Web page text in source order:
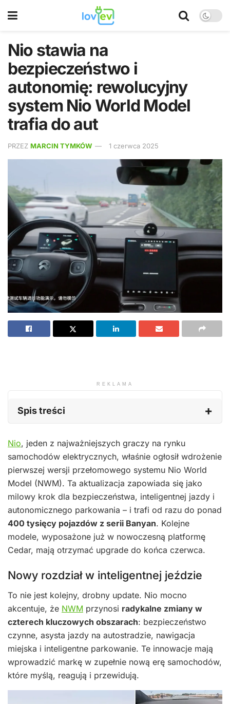
Nio stawia na
bezpieczeństwo i
autonomię: rewolucyjny
system Nio World Model
trafia do aut
PRZEZ MARCIN TYMKÓW 1 czerwca 2025
REKLAMA
Spis treści
Nio, jeden z najważniejszych graczy na rynku
samochodów elektrycznych, właśnie ogłosił wdrożenie
pierwszej wersji przełomowego systemu Nio World
Model (NWM). Ta aktualizacja zapowiada się jako
milowy krok dla bezpieczeństwa, inteligentnej jazdy i
autonomicznego parkowania – i trafi od razu do ponad
400 tysięcy pojazdów z serii Banyan. Kolejne
modele, wyposażone już w nowoczesną platformę
Cedar, mają otrzymać upgrade do końca czerwca.
Nowy rozdział w inteligentnej jeździe
To nie jest kolejny, drobny update. Nio mocno
akcentuje, że NWM przynosi radykalne zmiany w
czterech kluczowych obszarach: bezpieczeństwo
czynne, asysta jazdy na autostradzie, nawigacja
miejska i inteligentne parkowanie. Te innowacje mają
wprowadzić markę w zupełnie nową erę samochodów,
które myślą, reagują i przewidują.